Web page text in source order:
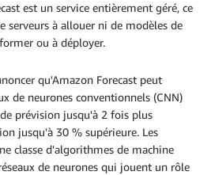
est un service entièrement géré, ce
serveurs à allouer ni de modèles de
ou à déployer.
qu'Amazon Forecast peut
de neurones conventionnels (CNN)
prévision jusqu'à 2 fois plus
jusqu'à 30 % supérieure. Les
classe d'algorithmes de machine
de neurones qui jouent un rôle